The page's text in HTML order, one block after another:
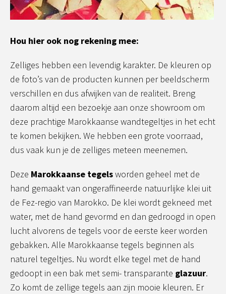
Hou hier ook nog rekening mee:
Zelliges hebben een levendig karakter. De kleuren op
de foto’s van de producten kunnen per beeldscherm
verschillen en dus afwijken van de realiteit. Breng
daarom altijd een bezoekje aan onze showroom om
deze prachtige Marokkaanse wandtegeltjes in het echt
te komen bekijken. We hebben een grote voorraad,
dus vaak kun je de zelliges meteen meenemen.
Deze Marokkaanse tegelsworden geheel met de
hand gemaakt van ongeraffineerde natuurlijke klei uit
de Fez-regio van Marokko. De klei wordt gekneed met
water, met de hand gevormd en dan gedroogd in open
lucht alvorens de tegels voor de eerste keer worden
gebakken. Alle Marokkaanse tegels beginnen als
naturel tegeltjes. Nu wordt elke tegel met de hand
gedoopt in een bak met semi- transparante glazuur.
Zo komt de zellige tegels aan zijn mooie kleuren. Er